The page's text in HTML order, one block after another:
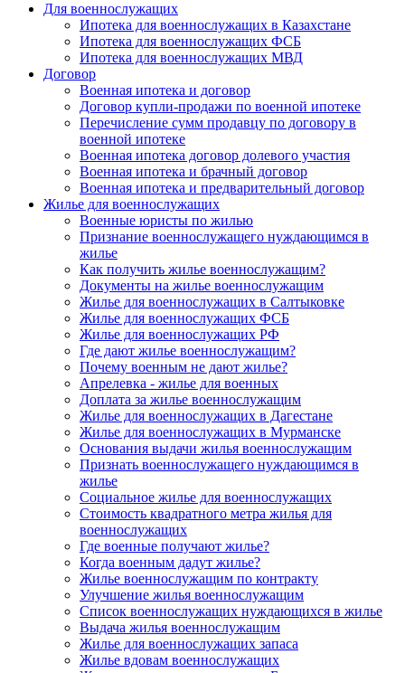
Для военнослужащих
Ипотека для военнослужащих в Казахстане
Ипотека для военнослужащих ФСБ
Ипотека для военнослужащих МВД
Договор
Военная ипотека и договор
Договор купли-продажи по военной ипотеке
Перечисление сумм продавцу по договору в
военной ипотеке
Военная ипотека договор долевого участия
Военная ипотека и брачный договор
Военная ипотека и предварительный договор
Жилье для военнослужащих
Военные юристы по жилью
Признание военнослужащего нуждающимся в
жилье
Как получить жилье военнослужащим?
Документы на жилье военнослужащим
Жилье для военнослужащих в Салтыковке
Жилье для военнослужащих ФСБ
Жилье для военнослужащих РФ
Где дают жилье военнослужащим?
Почему военным не дают жилье?
Апрелевка - жилье для военных
Доплата за жилье военнослужащим
Жилье для военнослужащих в Дагестане
Жилье для военнослужащих в Мурманске
Основания выдачи жилья военнослужащим
Признать военнослужащего нуждающимся в
жилье
Социальное жилье для военнослужащих
Стоимость квадратного метра жилья для
военнослужащих
Где военные получают жилье?
Когда военным дадут жилье?
Жилье военнослужащим по контракту
Улучшение жилья военнослужащим
Список военнослужащих нуждающихся в жилье
Выдача жилья военнослужащим
Жилье для военнослужащих запаса
Жилье вдовам военнослужащих